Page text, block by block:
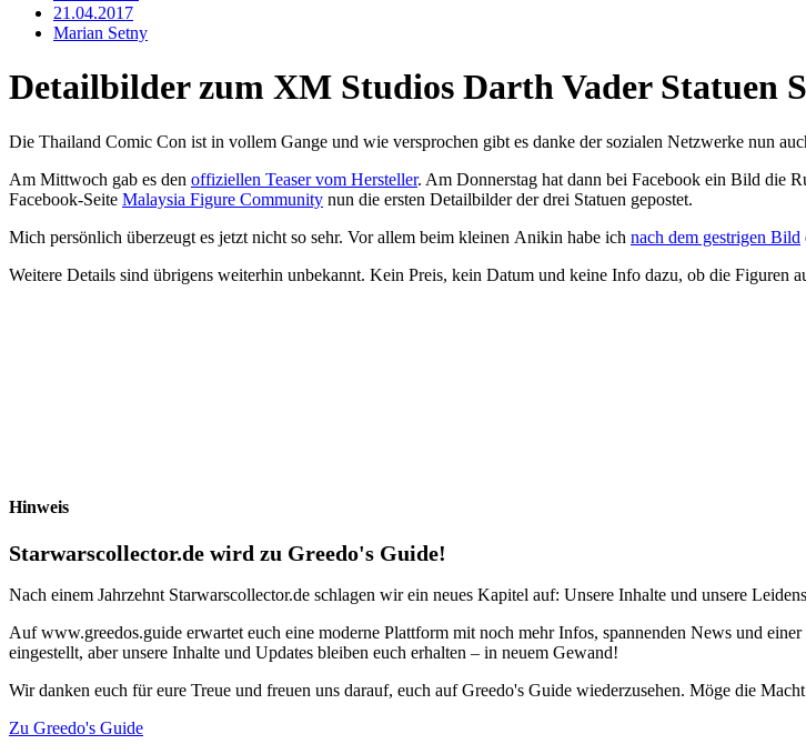
21.04.2017
Marian Setny
Detailbilder zum XM Studios Darth Vader Statuen
Die Thailand Comic Con ist in vollem Gange und wie versprochen gibt es danke der sozialen Netzwerke nun
Am Mittwoch gab es den offiziellen Teaser vom Hersteller. Am Donnerstag hat dann bei Facebook ein Bild die
Facebook-Seite Malaysia Figure Community nun die ersten Detailbilder der drei Statuen gepostet.
Mich persönlich überzeugt es jetzt nicht so sehr. Vor allem beim kleinen Anikin habe ich nach dem gestrigen Bild
Weitere Details sind übrigens weiterhin unbekannt. Kein Preis, kein Datum und keine Info dazu, ob die Figuren
Hinweis
Starwarscollector.de wird zu Greedo's Guide!
Nach einem Jahrzehnt Starwarscollector.de schlagen wir ein neues Kapitel auf: Unsere Inhalte und unsere
Auf www.greedos.guide erwartet euch eine moderne Plattform mit noch mehr Infos, spannenden News und
eingestellt, aber unsere Inhalte und Updates bleiben euch erhalten – in neuem Gewand!
Wir danken euch für eure Treue und freuen uns darauf, euch auf Greedo's Guide wiederzusehen. Möge die
Zu Greedo's Guide